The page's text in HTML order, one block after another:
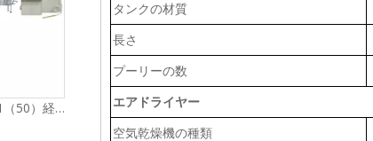
PLAストロー押出機LG-E11（50）経済シリーズ
タンクの材質
長さ
プーリーの数
エアドライヤー
空気乾燥機の種類